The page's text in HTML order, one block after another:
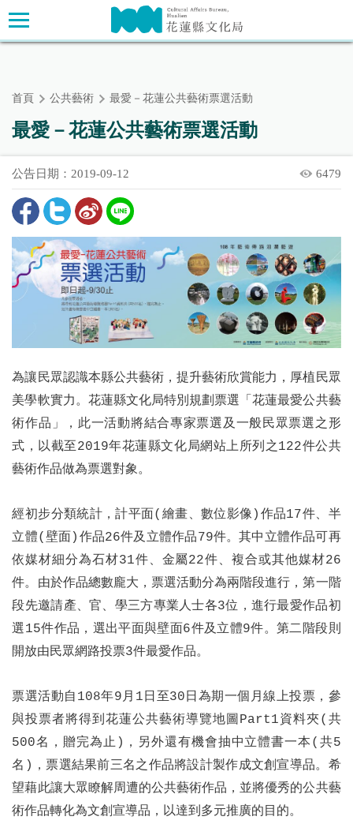
跳
到
主
主要內容區塊
首頁 公共藝術 最愛－花蓮公共藝術票選活動
最愛－花蓮公共藝術票選活動
公告日期：2019-09-12 6479
為讓民眾認識本縣公共藝術，提升藝術欣賞能力，厚植民眾
美學軟實力。花蓮縣文化局特別規劃票選「花蓮最愛公共藝
術作品」，此一活動將結合專家票選及一般民眾票選之形
式，以截至2019年花蓮縣文化局網站上所列之122件公共
藝術作品做為票選對象。
經初步分類統計，計平面(繪畫、數位影像)作品17件、半
立體(壁面)作品26件及立體作品79件。其中立體作品可再
依媒材細分為石材31件、金屬22件、複合或其他媒材26
件。由於作品總數龐大，票選活動分為兩階段進行，第一階
段先邀請產、官、學三方專業人士各3位，進行最愛作品初
選15件作品，選出平面與壁面6件及立體9件。第二階段則
開放由民眾網路投票3件最愛作品。
票選活動自108年9月1日至30日為期一個月線上投票， 參
與投票者將得到花蓮公共藝術導覽地圖Part1資料夾(共
500名，贈完為止)，另外還有機會抽中立體書一本(共5
名)，票選結果前三名之作品將設計製作成文創宣導品。希
望藉此讓大眾瞭解周遭的公共藝術作品，並將優秀的公共藝
術作品轉化為文創宣導品，以達到多元推廣的目的。